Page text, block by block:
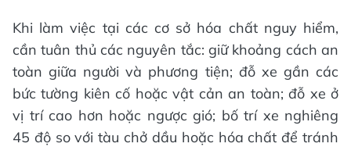
Khi làm việc tại các cơ sở hóa chất nguy hiểm,
cần tuân thủ các nguyên tắc: giữ khoảng cách an
toàn giữa người và phương tiện; đỗ xe gần các
bức tường kiên cố hoặc vật cản an toàn; đỗ xe ở
vị trí cao hơn hoặc ngược gió; bố trí xe nghiêng
45 độ so với tàu chở dầu hoặc hóa chất để tránh